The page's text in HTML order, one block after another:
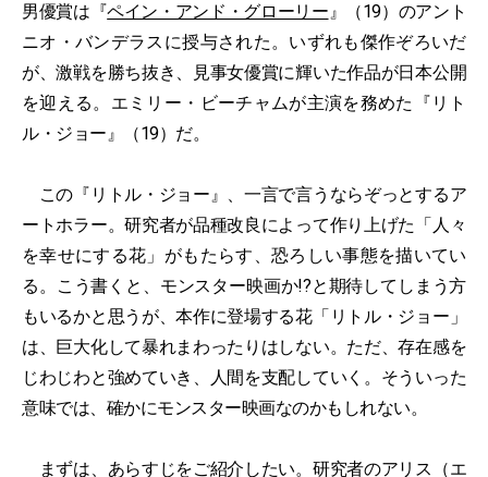
男優賞は『ペイン・アンド・グローリー』（19）のアント
ニオ・バンデラスに授与された。いずれも傑作ぞろいだ
が、激戦を勝ち抜き、見事女優賞に輝いた作品が日本公開
を迎える。エミリー・ビーチャムが主演を務めた『リト
ル・ジョー』（19）だ。
この『リトル・ジョー』、一言で言うならぞっとするア
ートホラー。研究者が品種改良によって作り上げた「人々
を幸せにする花」がもたらす、恐ろしい事態を描いてい
る。こう書くと、モンスター映画か!?と期待してしまう方
もいるかと思うが、本作に登場する花「リトル・ジョー」
は、巨大化して暴れまわったりはしない。ただ、存在感を
じわじわと強めていき、人間を支配していく。そういった
意味では、確かにモンスター映画なのかもしれない。
まずは、あらすじをご紹介したい。研究者のアリス（エ